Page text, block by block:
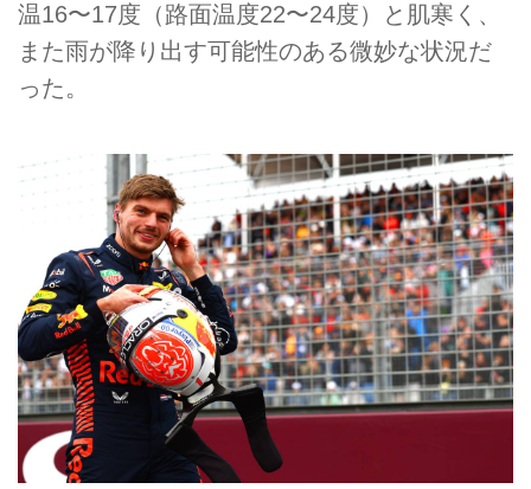
温16〜17度（路面温度22〜24度）と肌寒く、
また雨が降り出す可能性のある微妙な状況だ
った。